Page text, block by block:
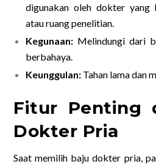
digunakan oleh dokter
atau ruang penelitian.
Kegunaan: Melindungi dari
berbahaya.
Keunggulan: Tahan lama dan
Fitur Penting
Dokter Pria
Saat memilih baju dokter pria,